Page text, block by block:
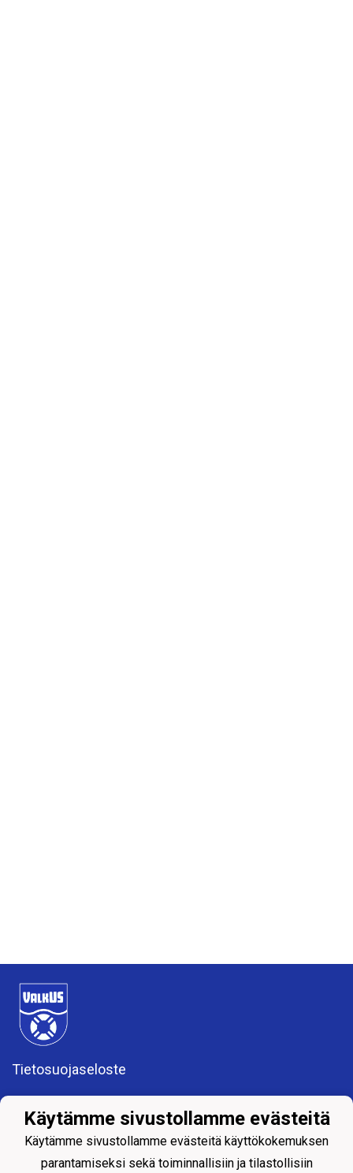
Tietosuojaseloste
valkeakosken.uimaseura@gmail.com
Apiankatu 7, 37600 Valkeakoski
Käytämme sivustollamme evästeitä
Käytämme sivustollamme evästeitä käyttökokemuksen
parantamiseksi sekä toiminnallisiin ja tilastollisiin